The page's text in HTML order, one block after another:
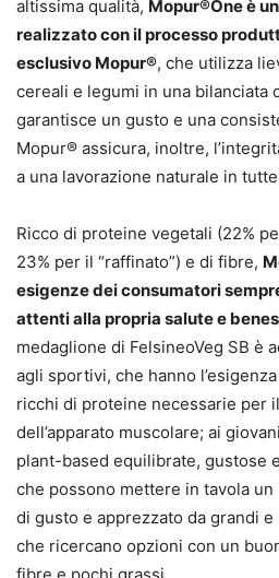
altissima qualità, Mopur®One è
realizzato con il processo
esclusivo Mopur®, che utilizza
cereali e legumi in una bilanciata
garantisce un gusto e una
Mopur® assicura, inoltre,
a una lavorazione naturale in
Ricco di proteine vegetali (22%
23% per il “raffinato”) e di fibre,
esigenze dei consumatori
attenti alla propria salute e
medaglione di FelsineoVeg SB è
agli sportivi, che hanno
ricchi di proteine necessarie per
dell’apparato muscolare; ai
plant-based equilibrate, gustose
che possono mettere in tavola
di gusto e apprezzato da grandi
che ricercano opzioni con un
fibre e pochi grassi.